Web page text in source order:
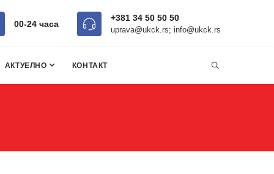
00-24 часa
+381 34 50 50 50
uprava@ukck.rs; info@ukck.rs
АКТУЕЛНО КОНТАКТ